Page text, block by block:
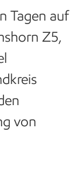
Tagen auf
Z5,
von